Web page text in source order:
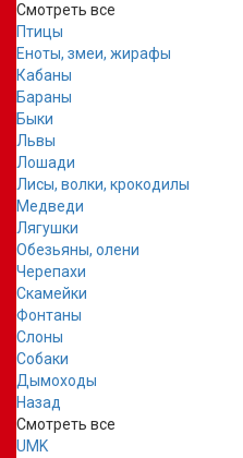
Смотреть все
Птицы
Еноты, змеи, жирафы
Кабаны
Бараны
Быки
Львы
Лошади
Лисы, волки, крокодилы
Медведи
Лягушки
Обезьяны, олени
Черепахи
Скамейки
Фонтаны
Слоны
Собаки
Дымоходы
Назад
Смотреть все
UMK